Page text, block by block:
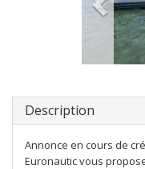
Description
Annonce en cours de
Euronautic vous